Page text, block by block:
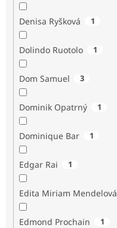
Denisa Ryšková 1
Dolindo Ruotolo 1
Dom Samuel 3
Dominik Opatrný 1
Dominique Bar 1
Edgar Rai 1
Edita Miriam Mendelová
Edmond Prochain 1